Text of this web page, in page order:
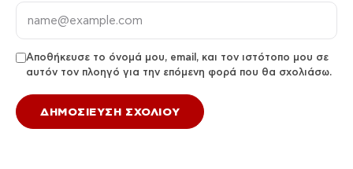
Αποθήκευσε το όνομά μου, email, και τον ιστότοπο μου σε
αυτόν τον πλοηγό για την επόμενη φορά που θα σχολιάσω.